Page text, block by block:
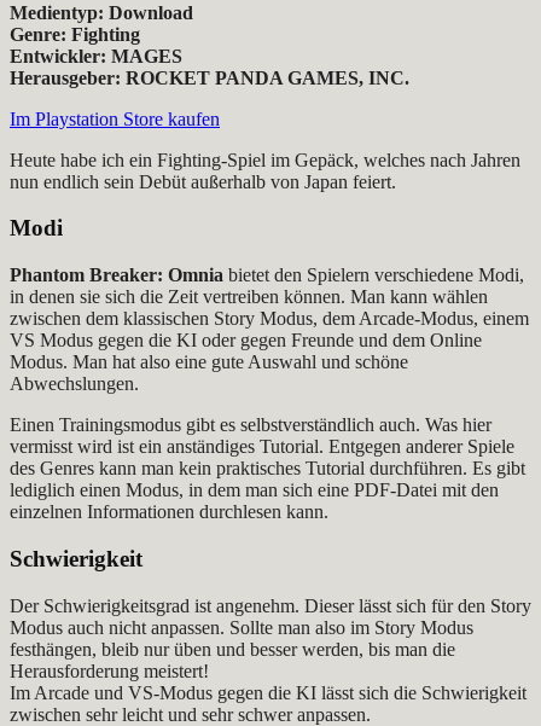
Medientyp: Download
Genre: Fighting
Entwickler: MAGES
Herausgeber: ROCKET PANDA GAMES, INC.
Im Playstation Store kaufen
Heute habe ich ein Fighting-Spiel im Gepäck, welches nach Jahren
nun endlich sein Debüt außerhalb von Japan feiert.
Modi
Phantom Breaker: Omnia bietet den Spielern verschiedene Modi,
in denen sie sich die Zeit vertreiben können. Man kann wählen
zwischen dem klassischen Story Modus, dem Arcade-Modus, einem
VS Modus gegen die KI oder gegen Freunde und dem Online
Modus. Man hat also eine gute Auswahl und schöne
Abwechslungen.
Einen Trainingsmodus gibt es selbstverständlich auch. Was hier
vermisst wird ist ein anständiges Tutorial. Entgegen anderer Spiele
des Genres kann man kein praktisches Tutorial durchführen. Es gibt
lediglich einen Modus, in dem man sich eine PDF-Datei mit den
einzelnen Informationen durchlesen kann.
Schwierigkeit
Der Schwierigkeitsgrad ist angenehm. Dieser lässt sich für den Story
Modus auch nicht anpassen. Sollte man also im Story Modus
festhängen, bleib nur üben und besser werden, bis man die
Herausforderung meistert!
Im Arcade und VS-Modus gegen die KI lässt sich die Schwierigkeit
zwischen sehr leicht und sehr schwer anpassen.